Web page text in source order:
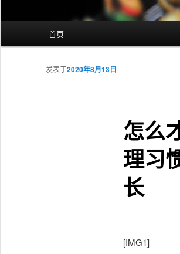
首页
怎么
理习
长
发表于2020年8月13日
[IMG1]